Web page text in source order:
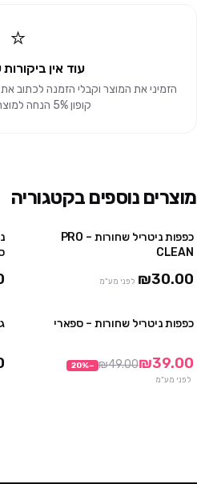
⭐
עוד אין
הזמיני את המוצר וקבלי הזמנה לכתוב
קופון 5% הנחה למוצרים הבאים 🎁
מוצרים נוספים בקטגוריה
כפפות ניטריל שחורות – PRO
CLEAN
₪30.00 לפני מע"מ
כפפות ניטריל שחורות – ספארי
₪39.00
₪49.00
−
20%
לפני מע"מ